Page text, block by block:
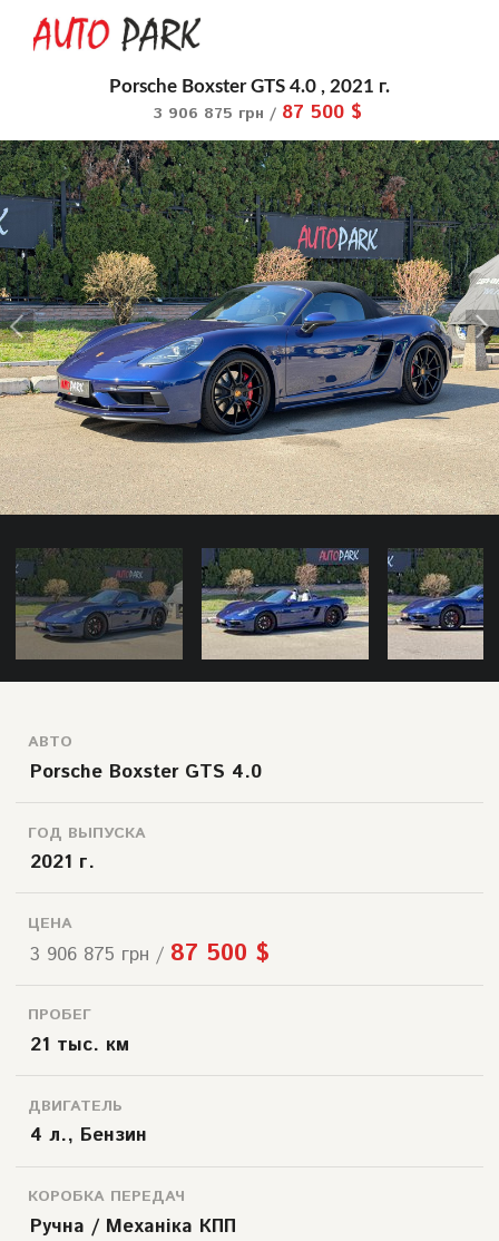
Porsche Boxster GTS 4.0 , 2021 г.
3 906 875 грн / 87 500 $
АВТО
Porsche Boxster GTS 4.0
ГОД ВЫПУСКА
2021 г.
ЦЕНА
3 906 875 грн / 87 500 $
ПРОБЕГ
21 тыс. км
ДВИГАТЕЛЬ
4 л., Бензин
КОРОБКА ПЕРЕДАЧ
Ручна / Механіка КПП